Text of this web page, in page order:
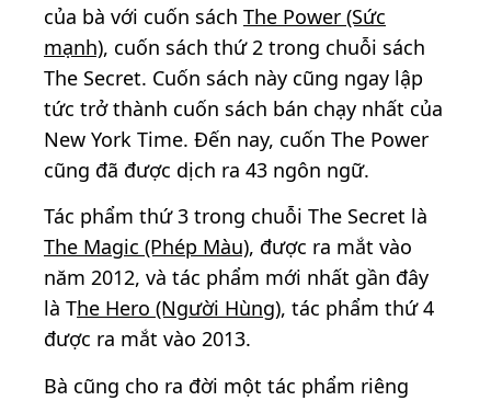
của bà với cuốn sách The Power (Sức
mạnh), cuốn sách thứ 2 trong chuỗi sách
The Secret. Cuốn sách này cũng ngay lập
tức trở thành cuốn sách bán chạy nhất của
New York Time. Đến nay, cuốn The Power
cũng đã được dịch ra 43 ngôn ngữ.
Tác phẩm thứ 3 trong chuỗi The Secret là
The Magic (Phép Màu), được ra mắt vào
năm 2012, và tác phẩm mới nhất gần đây
là The Hero (Người Hùng), tác phẩm thứ 4
được ra mắt vào 2013.
Bà cũng cho ra đời một tác phẩm riêng